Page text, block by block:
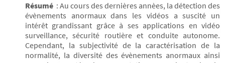
Résumé : Au cours des dernières annèes, la détection des
évènements anormaux dans les vidéos a suscité un
intérêt grandissant grâce à ses applications en vidéo
surveillance, sécurité routière et conduite autonome.
Cependant, la subjectivité de la caractérisation de la
normalité, la diversité des évènements anormaux ainsi